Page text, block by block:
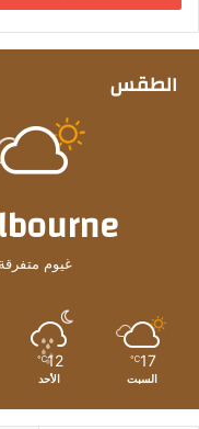
الطقس
غيوم متفرقة
17
℃
السبت
12
℃
الأحد